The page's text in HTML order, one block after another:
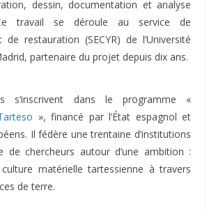
dessin, documentation et analyse
travail se déroule au service de
restauration (SECYR) de l’Université
partenaire du projet depuis dix ans.
s’inscrivent dans le programme «
», financé par l’État espagnol et
Il fédère une trentaine d’institutions
de chercheurs autour d’une ambition :
matérielle tartessienne à travers
de terre.